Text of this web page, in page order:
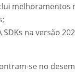
na versão
se no